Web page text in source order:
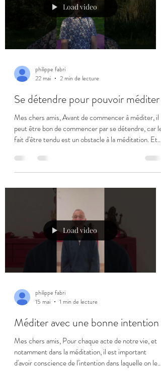
Load video
philippe fabri
22 mai
2 min de lecture
Se détendre pour pouvoir méditer
Mes chers amis, Avant de commencer à méditer, il
peut être bon de commencer par se détendre, car le
fait d'être tendu est un obstacle à la méditation. Et
trouver la paix et donc de se détendre. Il faut bien
commencer. D'abord prendre conscience de l'état
installons pour méditer. Prendre conscience des
tensions dans le corps et de l'agitation dans l'esprit.
Les deux vont de pair e
Load video
philippe fabri
15 mai
1 min de lecture
Méditer avec une bonne intention
Mes chers amis, Pour chaque acte de notre vie, et
notamment dans la méditation, il est important
d'avoir conscience de l'intention dans laquelle on le